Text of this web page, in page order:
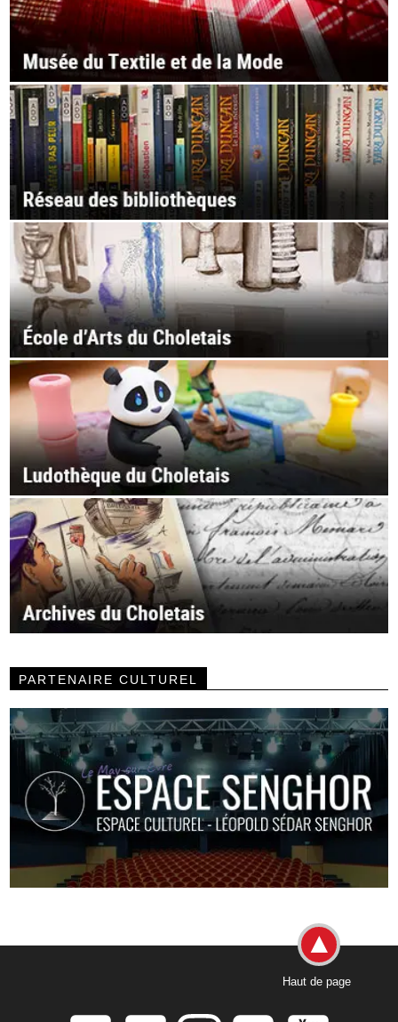
PARTENAIRE CULTUREL
Haut de page